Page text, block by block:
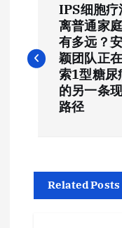
导
IPS细胞疗
离普通家
有多远？
颖团队正
索1型糖尿
的另一条
路径
Related Posts